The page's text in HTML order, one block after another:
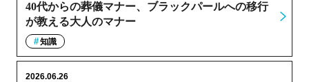
40代からの葬儀マナー、ブラックパールへの移行
が教える大人のマナー
知識
2026.06.26